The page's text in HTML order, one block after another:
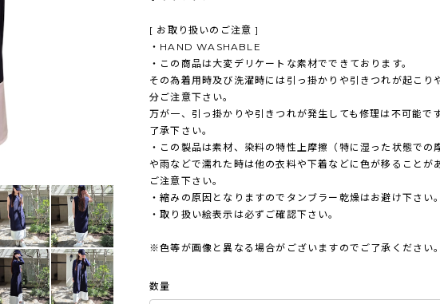
[ お取り扱いのご注意 ]
・HAND WASHABLE
・この商品は大変デリケートな素材でできております。
その為着用時及び洗濯時には引っ掛かりや引きつれが起こり
分ご注意下さい。
万が一、引っ掛かりや引きつれが発生しても修理は不可能で
了承下さい。
・この製品は素材、染料の特性上摩擦（特に湿った状態での
や雨などで濡れた時は他の衣料や下着などに色が移ることが
ご注意下さい。
・縮みの原因となりますのでタンブラー乾燥はお避け下さい。
・取り扱い絵表示は必ずご確認下さい。
※色等が画像と異なる場合がございますのでご了承ください。
数量